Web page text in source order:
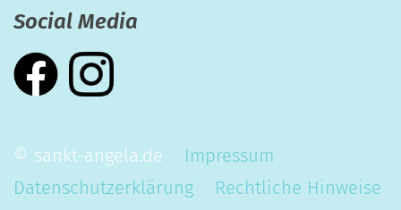
Social Media
© sankt-angela.de
Impressum
Datenschutzerklärung
Rechtliche Hinweise